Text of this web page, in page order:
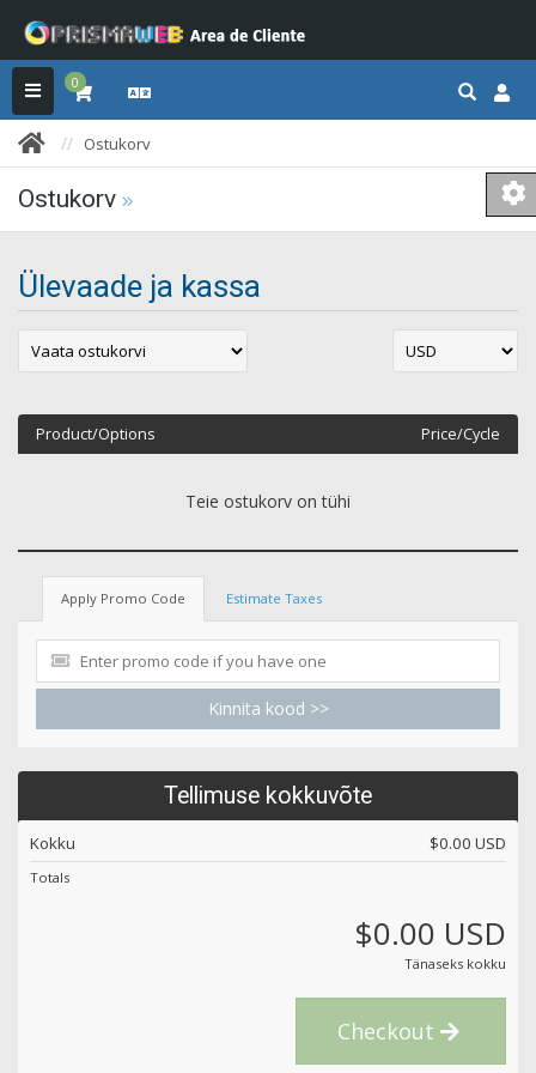
0
Ostukorv
Ostukorv
Ülevaade ja kassa
Product/Options Price/Cycle
Teie ostukorv on tühi
Apply Promo Code Estimate Taxes
Kinnita kood >>
Tellimuse kokkuvõte
Kokku $0.00 USD
Totals
$0.00 USD
Tänaseks kokku
Checkout